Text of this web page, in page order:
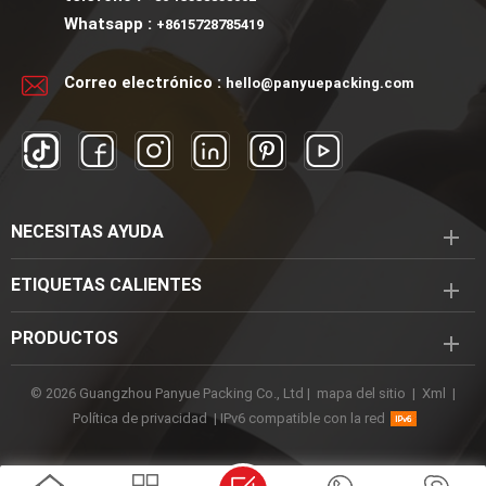
plana de 100 ml. La forma
y sofisticado que
diferencia su perfume de
los frascos redondos o
voluminosos tradicionales.
Descripción Nombre de
Panyue Uso industrial
piel, Belleza Usar Perfume
Serigrafía/Esmerilado/Estampado
en caliente/Etiqueta de
transferencia de
calor/Galvanoplastia/Color
sensación de elegancia y
Con un cuerpo de vidrio
transparente que muestra
la belleza de su fragancia,
Nuestra botella de
perfume de vidrio
amplia personalización.
Whatsapp : +8615728785419
Correo electrónico : hello@panyuepacking.com
NECESITAS AYUDA
ETIQUETAS CALIENTES
PRODUCTOS
© 2026 Guangzhou Panyue Packing Co., Ltd | mapa del sitio | Xml |
Política de privacidad |IPv6 compatible con la red